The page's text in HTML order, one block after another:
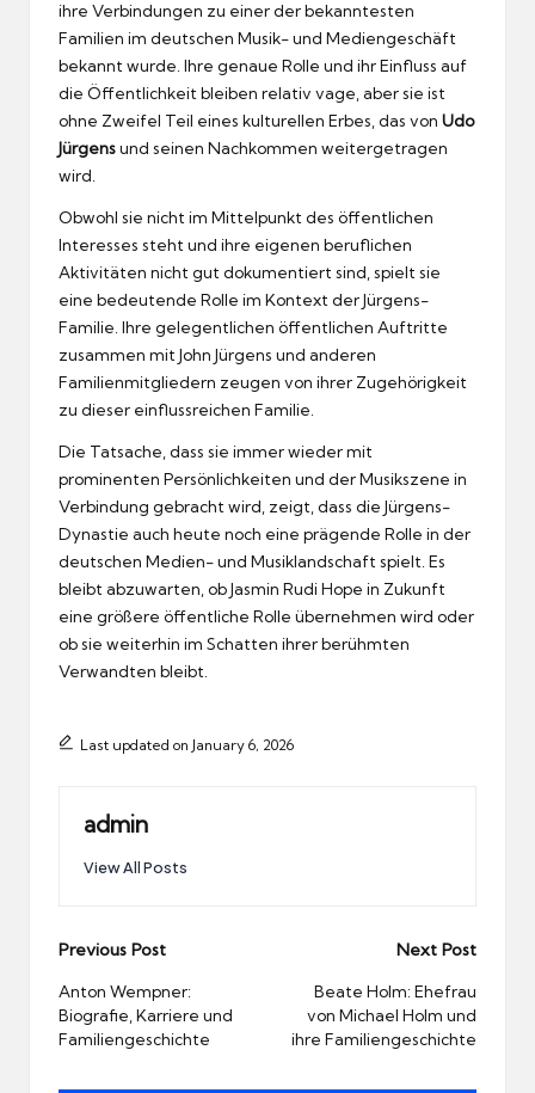
ihre Verbindungen zu einer der bekanntesten
Familien im deutschen Musik- und Mediengeschäft
bekannt wurde. Ihre genaue Rolle und ihr Einfluss auf
die Öffentlichkeit bleiben relativ vage, aber sie ist
ohne Zweifel Teil eines kulturellen Erbes, das von Udo
Jürgensund seinen Nachkommen weitergetragen
wird.
Obwohl sie nicht im Mittelpunkt des öffentlichen
Interesses steht und ihre eigenen beruflichen
Aktivitäten nicht gut dokumentiert sind, spielt sie
eine bedeutende Rolle im Kontext der Jürgens-
Familie. Ihre gelegentlichen öffentlichen Auftritte
zusammen mit John Jürgens und anderen
Familienmitgliedern zeugen von ihrer Zugehörigkeit
zu dieser einflussreichen Familie.
Die Tatsache, dass sie immer wieder mit
prominenten Persönlichkeiten und der Musikszene in
Verbindung gebracht wird, zeigt, dass die Jürgens-
Dynastie auch heute noch eine prägende Rolle in der
deutschen Medien- und Musiklandschaft spielt. Es
bleibt abzuwarten, ob Jasmin Rudi Hope in Zukunft
eine größere öffentliche Rolle übernehmen wird oder
ob sie weiterhin im Schatten ihrer berühmten
Verwandten bleibt.
Last updated on January 6, 2026
admin
View All Posts
Post
navigation
Previous Post
Anton Wempner:
Biografie, Karriere und
Familiengeschichte
Next Post
Beate Holm: Ehefrau
von Michael Holm und
ihre Familiengeschichte